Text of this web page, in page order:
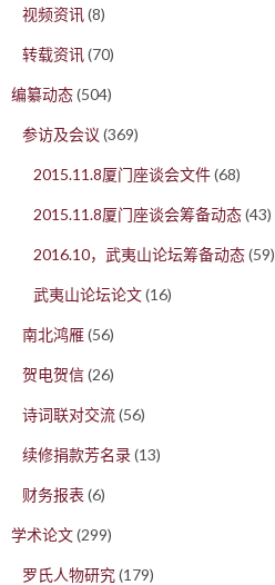
视频资讯(8)
转载资讯(70)
编纂动态(504)
参访及会议 (369)
2015.11.8厦门座谈会文件(68)
2015.11.8厦门座谈会筹备动态(43)
2016.10，武夷山论坛筹备动态(59)
武夷山论坛论文(16)
南北鸿雁(56)
贺电贺信(26)
诗词联对交流(56)
续修捐款芳名录(13)
财务报表 (6)
学术论文(299)
罗氏人物研究(179)